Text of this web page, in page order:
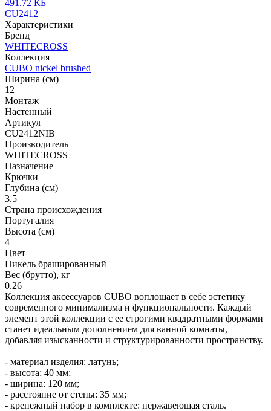
491.72 КБ
CU2412
Характеристики
Бренд
WHITECROSS
Коллекция
CUBO nickel brushed
Ширина (см)
12
Монтаж
Настенный
Артикул
CU2412NIB
Производитель
WHITECROSS
Назначение
Крючки
Глубина (см)
3.5
Страна происхождения
Португалия
Высота (см)
4
Цвет
Никель брашированный
Вес (брутто), кг
0.26
Коллекция аксессуаров CUBO воплощает в себе эстетику
современного минимализма и функциональности. Каждый
элемент этой коллекции с ее строгими квадратными формами
станет идеальным дополнением для ванной комнаты,
добавляя изысканности и структурированности пространству.
- материал изделия: латунь;
- высота: 40 мм;
- ширина: 120 мм;
- расстояние от стены: 35 мм;
- крепежный набор в комплекте: нержавеющая сталь.